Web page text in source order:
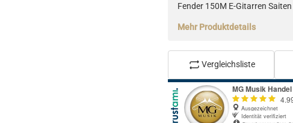
Fender 150M E-Gitarren Saiten
Mehr Produktdetails
Vergleichsliste